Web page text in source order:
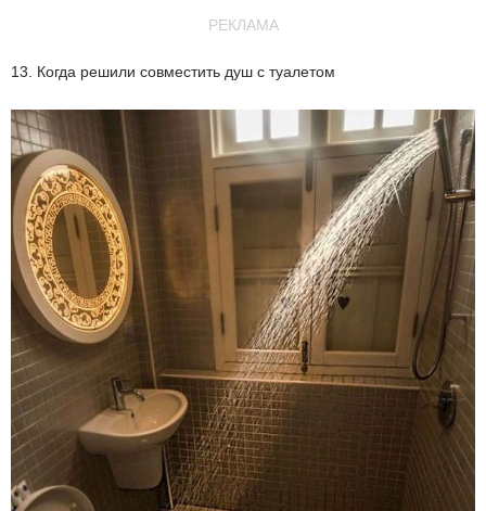
РЕКЛАМА
13. Когда решили совместить душ с туалетом